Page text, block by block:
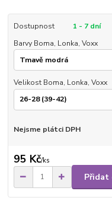
Dostupnost
1 - 7 dní
Barvy Boma, Lonka, Voxx
Velikost Boma, Lonka, Voxx
Nejsme plátci DPH
95 Kč/ks
Přidat